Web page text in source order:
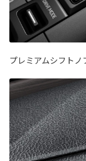
プレミアムシフトノ